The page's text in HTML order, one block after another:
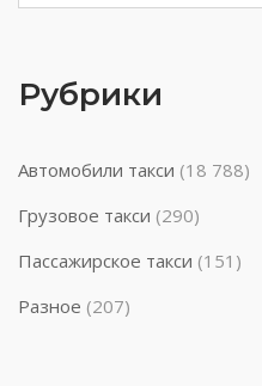
Рубрики
Автомобили такси (18 788)
Грузовое такси (290)
Пассажирское такси (151)
Разное (207)